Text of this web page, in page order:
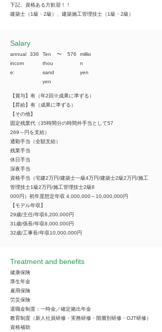
下記、資格ある方歓迎！！
建築士（1級・2級）、建築施工管理技士（1級・2級）
​Salary
annual
incom
e:
336
Ten
thou
sand
yen
​〜 576
millio
n
yen
【賞与】有（年2回※成果に準ずる）
【昇給】有（成果に準ずる）
【その他】
固定残業代（35時間分の時間外手当として57
269～円を支給）
通勤手当（全額支給）
残業手当
休日手当
深夜手当
資格手当（宅建2万円/建築士一級4万円/建築士2級2万円/施工
管理技士1級2万円/施工管理技士2級8
000円）初年度想定年収 4,000,000～10,000,000円
【モデル年収】
29歳/主任/年収6,200,000円
31歳/係長/年収8,000,000円
32歳/工事長/年収10,000,000円
Treatment and benefits
健康保険
厚生年金
雇用保険
労災保険
退職金制度：一時金／確定拠出年金
教育制度（新人社員研修・実務研修・階層別研修・OJT研修）
資格補助